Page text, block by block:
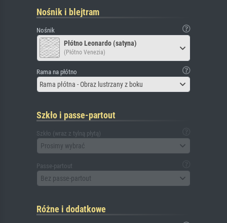
Nośnik i blejtram
Nośnik
Płótno Leonardo (satyna)
(Płótno Venezia)
Rama na płótno
Rama płótna - Obraz lustrzany z boku
Szkło i passe-partout
Szkło (wraz z tylną płytą)
Prosimy wybrać
Passe-partout
Bez passe-partout
Różne i dodatkowe